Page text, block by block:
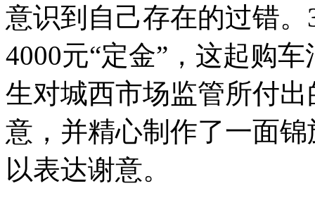
意识到自己存在的过错
4000元“定金”，这起购
生对城西市场监管所付
意，并精心制作了一面
以表达谢意。